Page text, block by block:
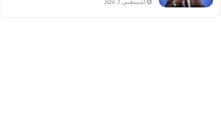
أغسطس 7, 2026